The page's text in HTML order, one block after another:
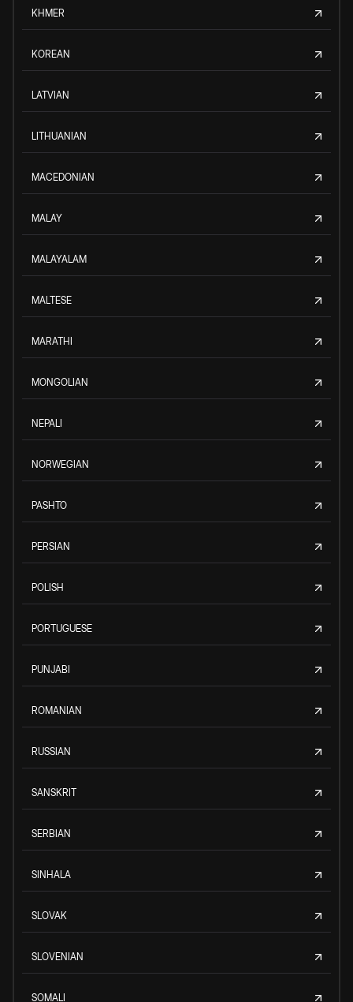
KHMER
KOREAN
LATVIAN
LITHUANIAN
MACEDONIAN
MALAY
MALAYALAM
MALTESE
MARATHI
MONGOLIAN
NEPALI
NORWEGIAN
PASHTO
PERSIAN
POLISH
PORTUGUESE
PUNJABI
ROMANIAN
RUSSIAN
SANSKRIT
SERBIAN
SINHALA
SLOVAK
SLOVENIAN
SOMALI